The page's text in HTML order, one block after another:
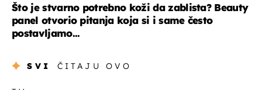
Što je stvarno potrebno koži da zablista? Beauty
panel otvorio pitanja koja si i same često
postavljamo...
SVI ČITAJU OVO